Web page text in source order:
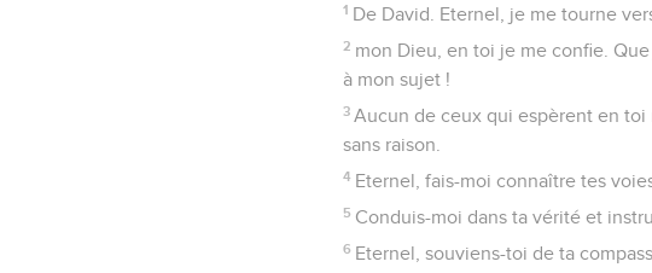
1 De David. Eternel, je me tourne
2 mon Dieu, en toi je me confie.
à mon sujet !
3 Aucun de ceux qui espèrent en
sans raison.
4 Eternel, fais-moi connaître tes
5 Conduis-moi dans ta vérité et
6 Eternel, souviens-toi de ta